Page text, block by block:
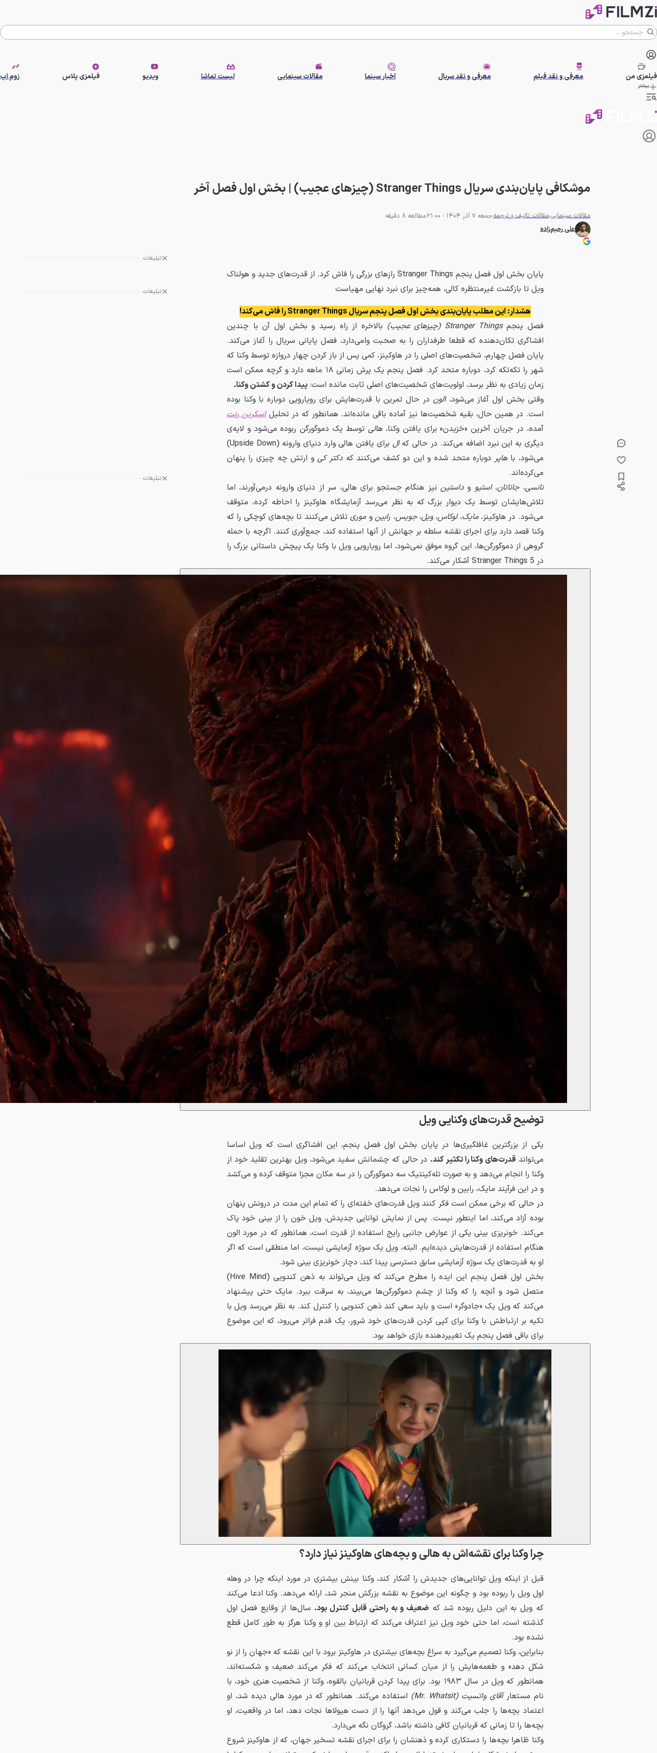
فیلمزیمن معرفی و نقد فیلم معرفی و نقد سریال اخبار سینما مقالات سینمایی لیست تماشا ویدیو فیلمزی پلاس زوم اپ
بیشتر
موشکافی پایان‌بندی سریال Stranger Things (چیزهای عجیب) | بخش اول فصل آخر
مقالات سینماییمقالات تالیف و ترجمهجمعه 7 آذر 1404 - 21:00
مطالعه 8 دقیقه
علی رحیم‌زاده
تبلیغات
تبلیغات
تبلیغات
پایان بخش اول فصل پنجم Stranger Things رازهای بزرگی را فاش کرد. از قدرت‌های جدید و هولناک
ویل تا بازگشت غیرمنتظره کالی، همه‌چیز برای نبرد نهایی مهیاست
هشدار: این مطلب پایان‌بندی بخش اول فصل پنجم سریال Stranger Things را فاش می‌کند!
فصل پنجمStranger Things (چیزهای عجیب)
بالاخره از راه رسید و بخش اول آن با چندین
افشاگری تکان‌دهنده که قطعا طرفداران را به صحبت وامی‌دارد، فصل پایانی سریال را آغاز می‌کند.
پایان فصل چهارم، شخصیت‌های اصلی را در هاوکینز، کمی پس از باز کردن چهار دروازه توسط وکنا که
شهر را تکه‌تکه کرد، دوباره متحد کرد. فصل پنجم یک پرش زمانی ۱۸ ماهه دارد و گرچه ممکن است
زمان زیادی به نظر برسد، اولویت‌های شخصیت‌های اصلی ثابت مانده است:پیدا کردن و کشتن وکنا.
وقتی بخش اول آغاز می‌شود،الون در حال تمرین با قدرت‌هایش برای رویارویی دوباره با وکنا بوده
است. در همین حال، بقیه شخصیت‌ها نیز آماده باقی مانده‌اند. همانطور که در تحلیلاسکرین رنت
آمده، در جریان آخرین «خزیدن» برای یافتن وکنا،هالی توسط یک دموگورگن ربوده می‌شود و لایه‌ی
دیگری به این نبرد اضافه می‌کند. در حالی کهال
برای یافتن هالی وارد دنیای وارونه (Upside Down)
می‌شود، باهاپر دوباره متحد شده و این دو کشف می‌کنند کهدکتر کیو ارتش چه چیزی را پنهان
می‌کرده‌اند.
نانسی،جاناتان،استیو وداستین نیز هنگام جستجو برای هالی، سر از دنیای وارونه درمی‌آورند، اما
تلاش‌هایشان توسط یک دیوار بزرگ که به نظر می‌رسد آزمایشگاه هاوکینز را احاطه کرده، متوقف
می‌شود. در هاوکینز،مایک،لوکاس،ویل،جویس، رابینو موریتلاش می‌کنند تا بچه‌های کوچکی را که
وکنا قصد دارد برای اجرای نقشه سلطه بر جهانش از آنها استفاده کند، جمع‌آوری کنند. اگرچه با حمله
گروهی از دموگورگن‌ها، این گروه موفق نمی‌شود، اما رویارویی ویل با وکنا یک پیچش داستانی بزرگ را
در 5 Stranger Things آشکار می‌کند.
توضیح قدرت‌های وکنایی ویل
یکی از بزرگترین غافلگیری‌ها در پایان بخش اول فصل پنجم، این افشاگری است که ویل اساسا
می‌تواند قدرت‌های وکنا را تکثیر کند. در حالی که چشمانش سفید می‌شود، ویل بهترین تقلید خود از
وکنا را انجام می‌دهد و به صورت تله‌کینتیک سه دموگورگن را در سه مکان مجزا متوقف کرده و می‌کشد
و در این فرآیند مایک، رابین و لوکاس را نجات می‌دهد.
در حالی که برخی ممکن است فکر کنند ویل قدرت‌های خفته‌ای را که تمام این مدت در درونش پنهان
بوده آزاد می‌کند، اما اینطور نیست. پس از نمایش توانایی جدیدش، ویل خون را از بینی خود پاک
می‌کند. خونریزی بینی یکی از عوارض جانبی رایج استفاده از قدرت است، همانطور که در مورد الون
هنگام استفاده از قدرت‌هایش دیده‌ایم. البته، ویل یک سوژه آزمایشی نیست، اما منطقی است که اگر
او به قدرت‌های یک سوژه آزمایشی سابق دسترسی پیدا کند، دچار خونریزی بینی شود.
بخش اول فصل پنجم این ایده را مطرح می‌کند که ویل می‌تواند به ذهن کندویی (Hive Mind)
متصل شود و آنچه را که وکنا از چشم دموگورگن‌ها می‌بیند، به سرقت ببرد. مایک حتی پیشنهاد
می‌کند که ویل یک «جادوگر» است و باید سعی کند ذهن کندویی را کنترل کند. به نظر می‌رسد ویل با
تکیه بر ارتباطش با وکنا برای کپی کردن قدرت‌های خود شرور، یک قدم فراتر می‌رود، که این موضوع
برای باقی فصل پنجم یک تغییردهنده بازی خواهد بود.
چرا وکنا برای نقشه‌اش به هالی و بچه‌های هاوکینز نیاز دارد؟
قبل از اینکه ویل توانایی‌های جدیدش را آشکار کند، وکنا بینش بیشتری در مورد اینکه چرا در وهله
اول ویل را ربوده بود و چگونه این موضوع به نقشه بزرگش منجر شد، ارائه می‌دهد. وکنا ادعا می‌کند
که ویل به این دلیل ربوده شد که ضعیف و به راحتی قابل کنترل بود. سال‌ها از وقایع فصل اول
گذشته است، اما حتی خود ویل نیز اعتراف می‌کند که ارتباط بین او و وکنا هرگز به طور کامل قطع
نشده بود.
بنابراین، وکنا تصمیم می‌گیرد به سراغ بچه‌های بیشتری در هاوکینز برود با این نقشه که «جهان را از نو
شکل دهد» و طعمه‌هایش را از میان کسانی انتخاب می‌کند که فکر می‌کند ضعیف و شکسته‌اند،
همانطور که ویل در سال ۱۹۸۳ بود. برای پیدا کردن قربانیان بالقوه، وکنا از شخصیت
هنری خود، با
نام مستعارآقای واتسیت (Mr. Whatsit)
استفاده می‌کند. همانطور که در مورد هالی دیده شد، او
اعتماد بچه‌ها را جلب می‌کند و قول می‌دهد آنها را از دست هیولاها نجات دهد، اما در واقعیت، او
بچه‌ها را تا زمانی که قربانیان کافی داشته باشد، گروگان نگه می‌دارد.
وکنا ظاهرا بچه‌ها را دستکاری کرده و ذهنشان را برای اجرای نقشه تسخیر جهان، که از هاوکینز شروع